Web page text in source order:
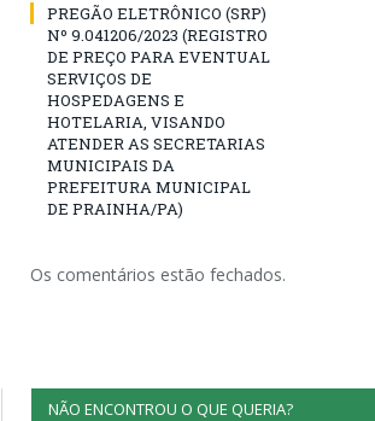
PREGÃO ELETRÔNICO (SRP)
Nº 9.041206/2023 (REGISTRO
DE PREÇO PARA EVENTUAL
SERVIÇOS DE
HOSPEDAGENS E
HOTELARIA, VISANDO
ATENDER AS SECRETARIAS
MUNICIPAIS DA
PREFEITURA MUNICIPAL
DE PRAINHA/PA)
Os comentários estão fechados.
NÃO ENCONTROU O QUE QUERIA?